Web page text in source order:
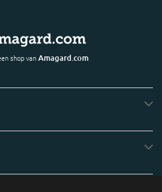
shop vanAmagard.com